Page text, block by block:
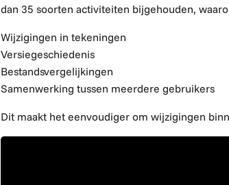
dan 35 soorten activiteiten bijgehouden,
Wijzigingen in tekeningen
Versiegeschiedenis
Bestandsvergelijkingen
Samenwerking tussen meerdere gebruikers
Dit maakt het eenvoudiger om wijzigingen